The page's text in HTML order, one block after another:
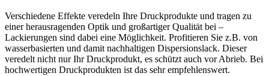
Verschiedene Effekte veredeln Ihre Druckprodukte und tragen zu
einer herausragenden Optik und großartiger Qualität bei –
Lackierungen sind dabei eine Möglichkeit. Profitieren Sie z.B. von
wasserbasierten und damit nachhaltigen Dispersionslack. Dieser
veredelt nicht nur Ihr Druckprodukt, es schützt auch vor Abrieb. Bei
hochwertigen Druckprodukten ist das sehr empfehlenswert.